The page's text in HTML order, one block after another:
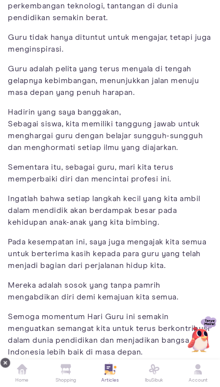
perkembangan teknologi, tantangan di dunia
pendidikan semakin berat.
Guru tidak hanya dituntut untuk mengajar, tetapi juga
menginspirasi.
Guru adalah pelita yang terus menyala di tengah
gelapnya kebimbangan, menunjukkan jalan menuju
masa depan yang penuh harapan.
Hadirin yang saya banggakan,
Sebagai siswa, kita memiliki tanggung jawab untuk
menghargai guru dengan belajar sungguh-sungguh
dan menghormati setiap ilmu yang diajarkan.
Sementara itu, sebagai guru, mari kita terus
memperbaiki diri dan mencintai profesi ini.
Ingatlah bahwa setiap langkah kecil yang kita ambil
dalam mendidik akan berdampak besar pada
kehidupan anak-anak yang kita bimbing.
Pada kesempatan ini, saya juga mengajak kita semua
untuk berterima kasih kepada para guru yang telah
menjadi bagian dari perjalanan hidup kita.
Mereka adalah sosok yang tanpa pamrih
mengabdikan diri demi kemajuan kita semua.
Semoga momentum Hari Guru ini semakin
menguatkan semangat kita untuk terus berkontribusi
dalam dunia pendidikan dan menjadikan bangsa
Indonesia lebih baik di masa depan.
Akhir kata, saya ucapkan Selamat Hari Guru! Terima
kasih atas pengabdian dan pengorbanan yang tidak
Home Shopping Articles IbuSibuk Account